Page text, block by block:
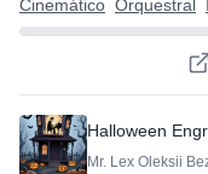
Cinemático Orquestral
Halloween
Mr. Lex Oleksii